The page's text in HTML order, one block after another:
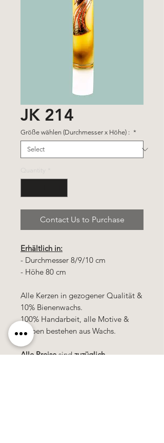
JK 214
Größe wählen (Durchmesser x Höhe) : *
Quantity
Contact Us to Purchase
Erhältlich in:
- Durchmesser 8/9/10 cm
- Höhe 80 cm
Alle Kerzen in gezogener Qualität &
10% Bienenwachs.
100% Handarbeit, alle Motive &
Farben bestehen aus Wachs.
Alle Preisesindzuzüglich